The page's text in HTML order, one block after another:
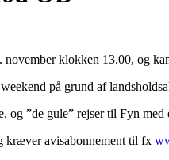
klokken 13.00, og
på grund af
og ”de gule” rejser til Fyn
kræver avisabonnement til fx